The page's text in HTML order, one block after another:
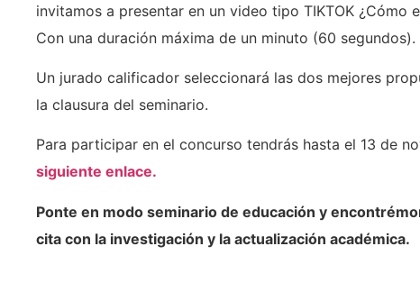
invitamos a presentar en un video tipo TIKTOK ¿Cómo
Con una duración máxima de un minuto (60 segundos).
Un jurado calificador seleccionará las dos mejores
la clausura del seminario.
Para participar en el concurso tendrás hasta el 13 de
siguiente enlace.
Ponte en modo seminario de educación y
cita con la investigación y la actualización académica.